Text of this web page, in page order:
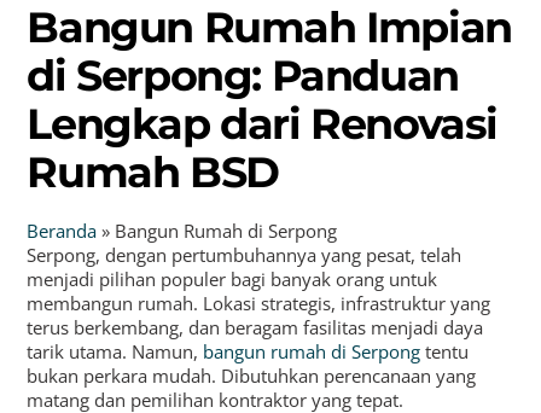
Bangun Rumah Impian
di Serpong: Panduan
Lengkap dari Renovasi
Rumah BSD
Beranda » Bangun Rumah di Serpong
Serpong, dengan pertumbuhannya yang pesat, telah
menjadi pilihan populer bagi banyak orang untuk
membangun rumah. Lokasi strategis, infrastruktur yang
terus berkembang, dan beragam fasilitas menjadi daya
tarik utama. Namun, bangun rumah di Serpong tentu
bukan perkara mudah. Dibutuhkan perencanaan yang
matang dan pemilihan kontraktor yang tepat.